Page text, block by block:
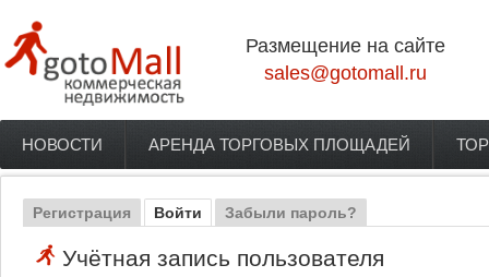
Размещение на сайте
sales@gotomall.ru
Главное меню
НОВОСТИ АРЕНДА ТОРГОВЫХ ПЛОЩАДЕЙ
Главные вкладки
Регистрация Войти (активная вкладка)
Забыли пароль?
Учётная запись пользователя